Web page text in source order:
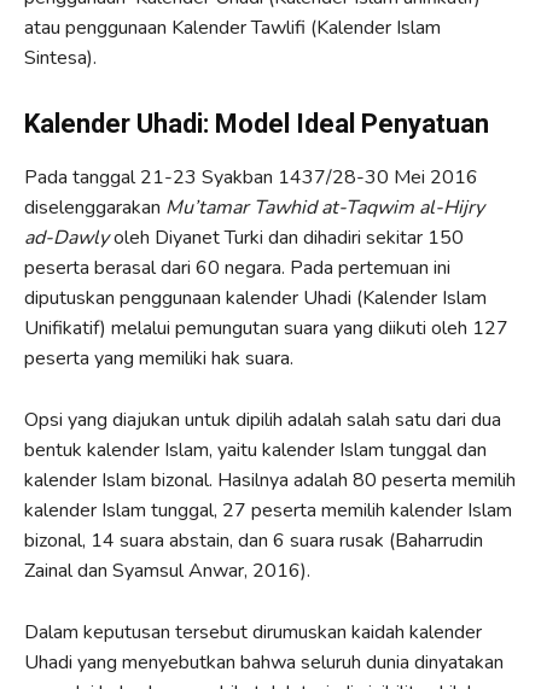
atau penggunaan Kalender Tawlifi (Kalender Islam
Sintesa).
Kalender Uhadi: Model Ideal Penyatuan
Pada tanggal 21-23 Syakban 1437/28-30 Mei 2016
diselenggarakan Mu’tamar Tawhid at-Taqwim al-Hijry
ad-Dawlyoleh Diyanet Turki dan dihadiri sekitar 150
peserta berasal dari 60 negara. Pada pertemuan ini
diputuskan penggunaan kalender Uhadi (Kalender Islam
Unifikatif) melalui pemungutan suara yang diikuti oleh 127
peserta yang memiliki hak suara.
Opsi yang diajukan untuk dipilih adalah salah satu dari dua
bentuk kalender Islam, yaitu kalender Islam tunggal dan
kalender Islam bizonal. Hasilnya adalah 80 peserta memilih
kalender Islam tunggal, 27 peserta memilih kalender Islam
bizonal, 14 suara abstain, dan 6 suara rusak (Baharrudin
Zainal dan Syamsul Anwar, 2016).
Dalam keputusan tersebut dirumuskan kaidah kalender
Uhadi yang menyebutkan bahwa seluruh dunia dinyatakan